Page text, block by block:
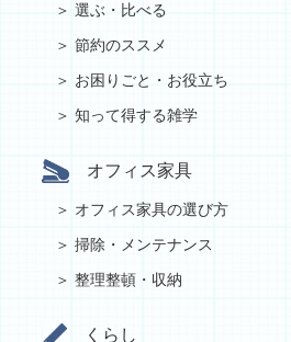
選ぶ・比べる
節約のススメ
お困りごと・お役立ち
知って得する雑学
オフィス家具
オフィス家具の選び方
掃除・メンテナンス
整理整頓・収納
くらし